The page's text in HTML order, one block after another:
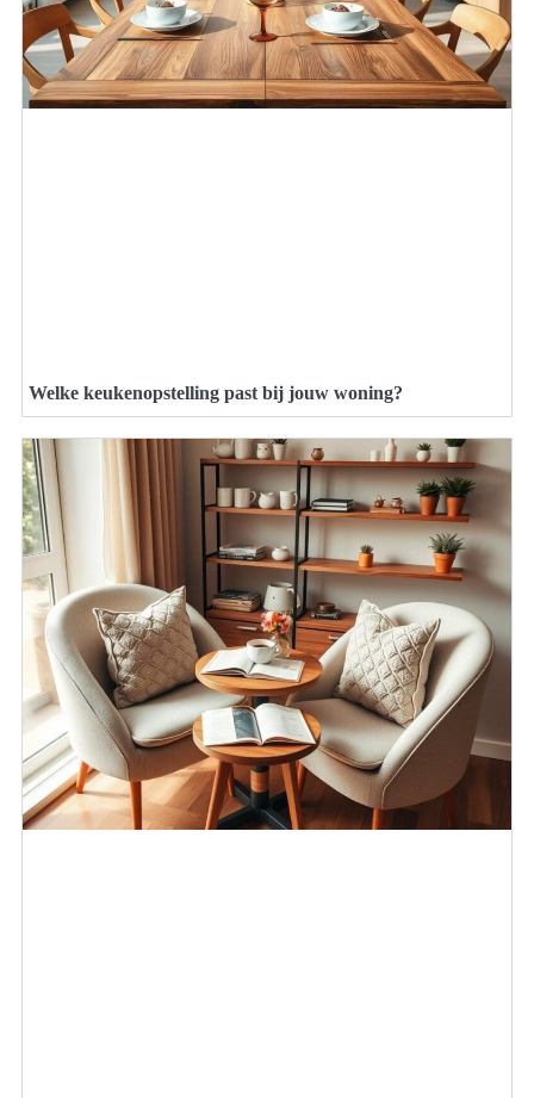
Welke keukenopstelling past bij jouw woning?